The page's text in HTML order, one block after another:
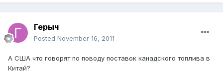
Герыч
Posted November 16, 2011
А США что говорят по поводу поставок канадского топлива в
Китай?